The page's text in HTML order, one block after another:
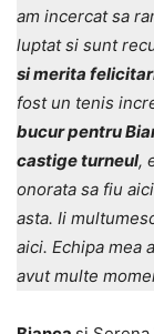
am incercat sa
luptat si sunt
si merita
fost un tenis
bucur pentru
castige turneul,
onorata sa fiu
asta. Ii
aici. Echipa mea
avut multe